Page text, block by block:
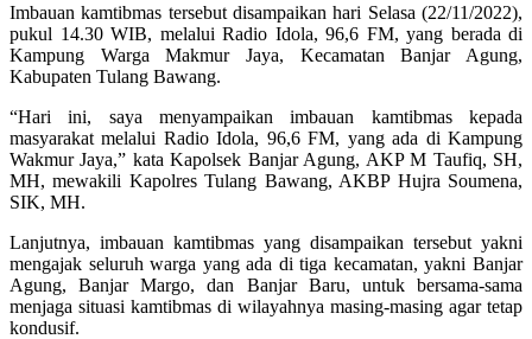
Imbauan kamtibmas tersebut disampaikan hari Selasa (22/11/2022),
pukul 14.30 WIB, melalui Radio Idola, 96,6 FM, yang berada di
Kampung Warga Makmur Jaya, Kecamatan Banjar Agung,
Kabupaten Tulang Bawang.
“Hari ini, saya menyampaikan imbauan kamtibmas kepada
masyarakat melalui Radio Idola, 96,6 FM, yang ada di Kampung
Wakmur Jaya,” kata Kapolsek Banjar Agung, AKP M Taufiq, SH,
MH, mewakili Kapolres Tulang Bawang, AKBP Hujra Soumena,
SIK, MH.
Lanjutnya, imbauan kamtibmas yang disampaikan tersebut yakni
mengajak seluruh warga yang ada di tiga kecamatan, yakni Banjar
Agung, Banjar Margo, dan Banjar Baru, untuk bersama-sama
menjaga situasi kamtibmas di wilayahnya masing-masing agar tetap
kondusif.